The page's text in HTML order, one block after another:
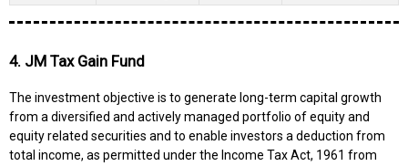
4. JM Tax Gain Fund
The investment objective is to generate long-term capital growth
from a diversified and actively managed portfolio of equity and
equity related securities and to enable investors a deduction from
total income, as permitted under the Income Tax Act, 1961 from